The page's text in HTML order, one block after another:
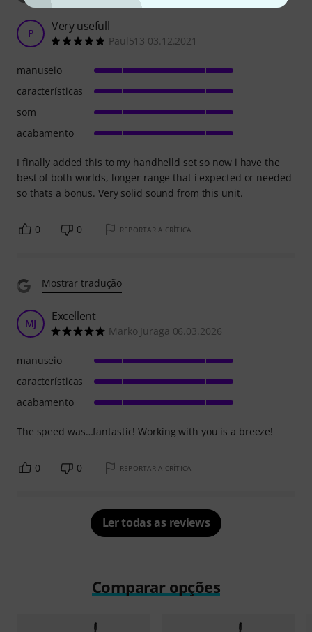
P Very usefull
Paul513 03.12.2021
I finally added this to my handhelld set so now i have the
best of both worlds, longer range that i expected or needed
so thats a bonus. Very solid sound from this unit.
manuseio
características
som
acabamento
0 0 REPORTAR A CRÍTICA
Mostrar tradução
MJ Excellent
Marko Juraga 06.03.2026
The speed was…fantastic! Working with you is a breeze!
manuseio
características
acabamento
0 0 REPORTAR A CRÍTICA
Ler todas as reviews
Comparar opções